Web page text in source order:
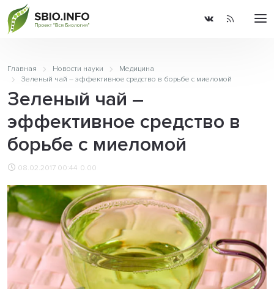
Главная Новости науки
Медицина
Зеленый чай – эффективное средство в борьбе с миеломой
Зеленый чай –
эффективное средство в
борьбе с миеломой
08.02.2017 00:44 0.00